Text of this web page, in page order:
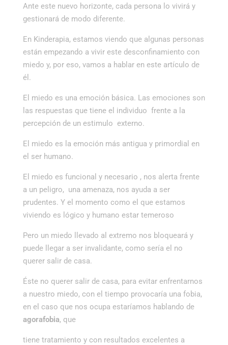
Ante este nuevo horizonte, cada persona lo vivirá y
gestionará de modo diferente.
En Kinderapia, estamos viendo que algunas personas
están empezando a vivir este desconfinamiento con
miedo y, por eso, vamos a hablar en este artículo de
él.
El miedo es una emoción básica. Las emociones son
las respuestas que tiene el individuo frente a la
percepción de un estimulo externo.
El miedo es la emoción más antigua y primordial en
el ser humano.
El miedo es funcional y necesario , nos alerta frente
a un peligro, una amenaza, nos ayuda a ser
prudentes. Y el momento como el que estamos
viviendo es lógico y humano estar temeroso
Pero un miedo llevado al extremo nos bloqueará y
puede llegar a ser invalidante, como sería el no
querer salir de casa.
Éste no querer salir de casa, para evitar enfrentarnos
a nuestro miedo, con el tiempo provocaría una fobia,
en el caso que nos ocupa estaríamos hablando de
agorafobia, que
tiene tratamiento y con resultados excelentes a